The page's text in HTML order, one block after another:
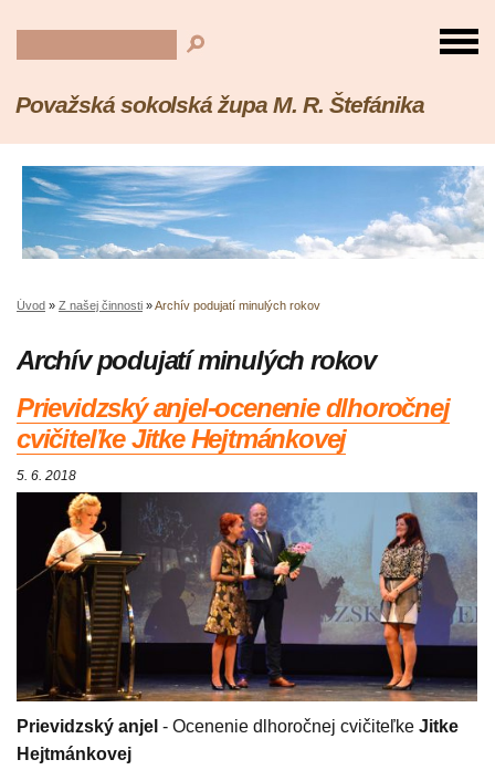
Považská sokolská župa M. R. Štefánika
Úvod » Z našej činnosti »Archív podujatí minulých rokov
Archív podujatí minulých rokov
Prievidzský anjel-ocenenie dlhoročnej
cvičiteľke Jitke Hejtmánkovej
5. 6. 2018
Prievidzský anjel - Ocenenie dlhoročnej cvičiteľke Jitke
Hejtmánkovej